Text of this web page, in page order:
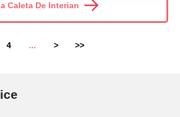
Caleta De Interian
4 ... > >>